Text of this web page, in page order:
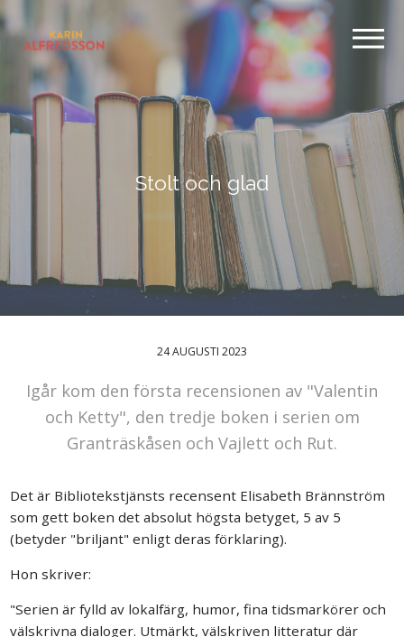
Stolt och glad
24 AUGUSTI 2023
Igår kom den första recensionen av "Valentin
och Ketty", den tredje boken i serien om
Granträskåsen och Vajlett och Rut.
Det är Bibliotekstjänsts recensent Elisabeth Brännström
som gett boken det absolut högsta betyget, 5 av 5
(betyder "briljant" enligt deras förklaring).
Hon skriver:
"Serien är fylld av lokalfärg, humor, fina tidsmarkörer och
välskrivna dialoger. Utmärkt, välskriven litteratur där